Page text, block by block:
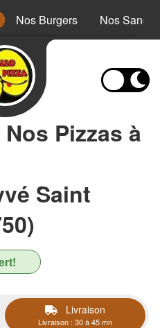
Nos Burgers Nos
Pizzas à
Saint
Livraison
Livraison : 30 à 45 mn